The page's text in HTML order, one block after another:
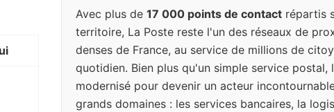
Avec plus de 17 000 points de contact répartis
territoire, La Poste reste l'un des réseaux de
denses de France, au service de millions de
quotidien. Bien plus qu'un simple service postal,
modernisé pour devenir un acteur
grands domaines : les services bancaires, la